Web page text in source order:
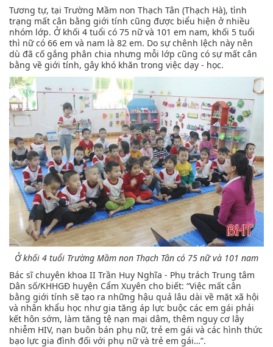
Tương tự, tại Trường Mầm non Thạch Tân (Thạch Hà), tình
trạng mất cân bằng giới tính cũng được biểu hiện ở nhiều
nhóm lớp. Ở khối 4 tuổi có 75 nữ và 101 em nam, khối 5 tuổi
thì nữ có 66 em và nam là 82 em. Do sự chênh lệch này nên
dù đã cố gắng phân chia nhưng mỗi lớp cũng có sự mất cân
bằng về giới tính, gây khó khăn trong việc dạy - học.
Ở khối 4 tuổi Trường Mầm non Thạch Tân có 75 nữ và 101 nam
Bác sĩ chuyên khoa II Trần Huy Nghĩa - Phụ trách Trung tâm
Dân số/KHHGĐ huyện Cẩm Xuyên cho biết: “Việc mất cân
bằng giới tính sẽ tạo ra những hậu quả lâu dài về mặt xã hội
và nhân khẩu học như gia tăng áp lực buộc các em gái phải
kết hôn sớm, làm tăng tệ nạn mại dâm, thêm nguy cơ lây
nhiễm HIV, nạn buôn bán phụ nữ, trẻ em gái và các hình thức
bạo lực gia đình đối với phụ nữ và trẻ em gái…”.